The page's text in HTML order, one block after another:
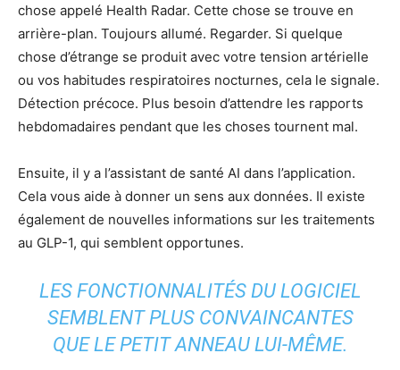
chose appelé Health Radar. Cette chose se trouve en
arrière-plan. Toujours allumé. Regarder. Si quelque
chose d’étrange se produit avec votre tension artérielle
ou vos habitudes respiratoires nocturnes, cela le signale.
Détection précoce. Plus besoin d’attendre les rapports
hebdomadaires pendant que les choses tournent mal.
Ensuite, il y a l’assistant de santé AI dans l’application.
Cela vous aide à donner un sens aux données. Il existe
également de nouvelles informations sur les traitements
au GLP-1, qui semblent opportunes.
LES FONCTIONNALITÉS DU LOGICIEL
SEMBLENT PLUS CONVAINCANTES
QUE LE PETIT ANNEAU LUI-MÊME.